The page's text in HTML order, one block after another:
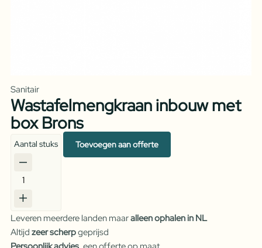
Sanitair
Wastafelmengkraan inbouw met
box Brons
Wastafelmengkraan
inbouw
box
Brons
Aantal stuks Toevoegen aan offerte
Leveren meerdere landen maaralleen ophalen in NL
Altijd zeer scherpgeprijsd